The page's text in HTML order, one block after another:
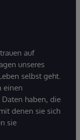
auf
unseres
selbst geht.
einen
haben, die
denen sie sich
sie